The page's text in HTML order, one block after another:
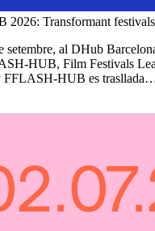
Transformant festivals
setembre, al DHub
HUB, Film Festivals
FFLASH-HUB es